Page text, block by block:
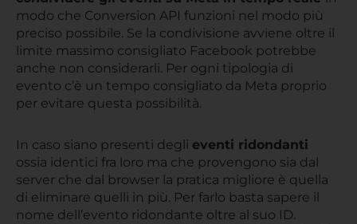
modo che Conversion API funzioni nel modo più
preciso possibile. Se la condivisione avviene oltre il
limite massimo consigliato Facebook potrebbe
anche non considerarli. Per ogni tipologia di
evento c’è un tempo consigliato da Meta proprio
per evitare questa possibilità.
In caso siano presenti degli eventi ridondanti
ossia identici fra loro ma che provengono sia dal
server che dal browser la pratica migliore è quella
di eliminare quelli in più. Per farlo basta sapere il
nome dell’evento ridondante oltre al suo ID.